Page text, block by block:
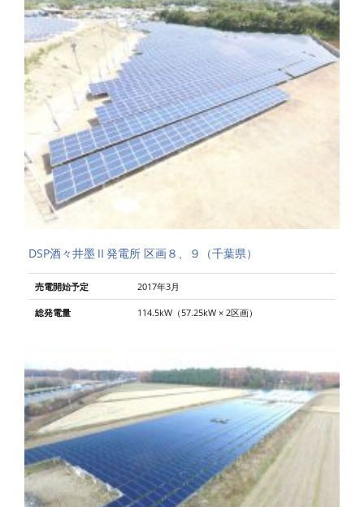
DSP酒々井墨Ⅱ発電所 区画８、９（千葉県）
売電開始予定 2017年3月
総発電量 114.5kW（57.25kW × 2区画）